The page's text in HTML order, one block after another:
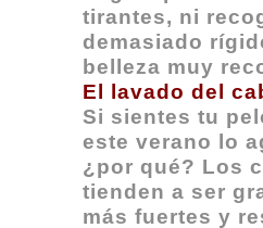
tirantes, ni
demasiado
belleza muy
El lavado del
Si sientes tu
este verano lo
¿por qué? Los
tienden a ser
más fuertes y